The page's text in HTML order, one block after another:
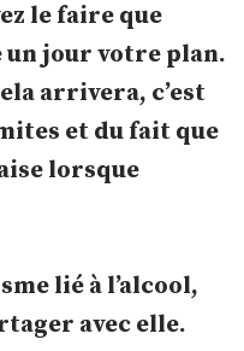
le faire que
un jour votre plan.
arrivera, c’est
et du fait que
lorsque
lié à l’alcool,
avec elle.